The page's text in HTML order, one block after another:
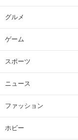
グルメ
ゲーム
スポーツ
ニュース
ファッション
ホビー